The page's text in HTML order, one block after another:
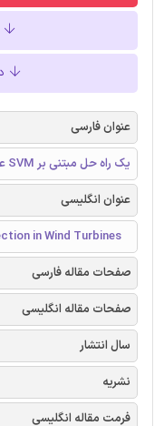
عنوان فارسی
یک راه حل مبتنی بر SVM عیب یابی در توربین های بادی
عنوان انگلیسی
in Wind Turbines
صفحات مقاله فارسی
صفحات مقاله انگلیسی
سال انتشار
نشریه
فرمت مقاله انگلیسی